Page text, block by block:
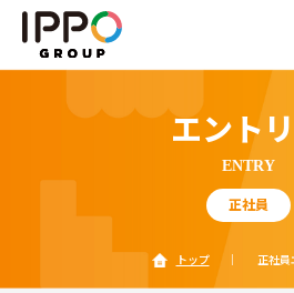
エント
ENTRY
正社員
トップ｜ 正社員